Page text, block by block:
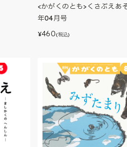
<かがくのとも>くさぶえあ
年04月号
¥460(税込)